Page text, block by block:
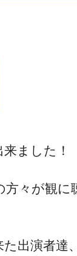
ました！
方々が観に
出演者達